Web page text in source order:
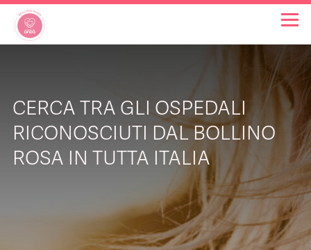
INIZIATIVE
NOTIZIE
CERCA TRA GLI OSPEDALI
RICONOSCIUTI DAL BOLLINO
ROSA IN TUTTA ITALIA